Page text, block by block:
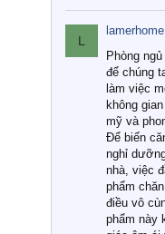
L
lamerhome
Phòng
để chúng
làm việc
không
mỹ và
Để biến
nghỉ
nhà, việc
phẩm
điều vô
phẩm này